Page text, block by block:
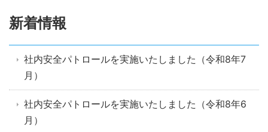
新着情報
社内安全パトロールを実施いたしました（令和8年7
月）
社内安全パトロールを実施いたしました（令和8年6
月）